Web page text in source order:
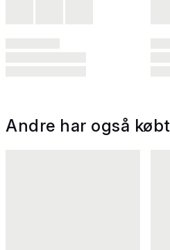
Andre har også købt